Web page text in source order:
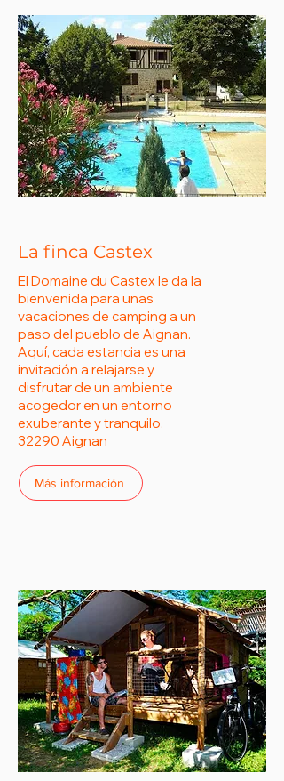
La finca Castex
El Domaine du Castex le da la
bienvenida para unas
vacaciones de camping a un
paso del pueblo de Aignan.
Aquí, cada estancia es una
invitación a relajarse y
disfrutar de un ambiente
acogedor en un entorno
exuberante y tranquilo.
32290 Aignan
Más información